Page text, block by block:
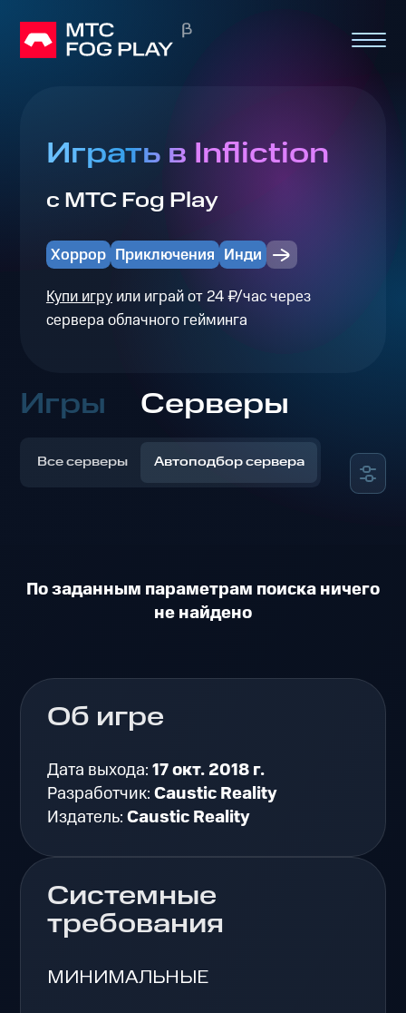
Играть в Infliction
с МТС Fog Play
Хоррор Приключения Инди
Купи игруили играй от 24 ₽/час через
сервера облачного гейминга
Игры Серверы
Все серверы Автоподбор сервера
По заданным параметрам поиска ничего
не найдено
Об игре
Дата выхода:17 окт. 2018 г.
Разработчик:Caustic Reality
Издатель:Caustic Reality
Системные
требования
МИНИМАЛЬНЫЕ